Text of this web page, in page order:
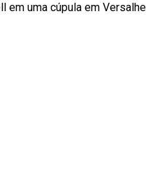
uma cúpula em